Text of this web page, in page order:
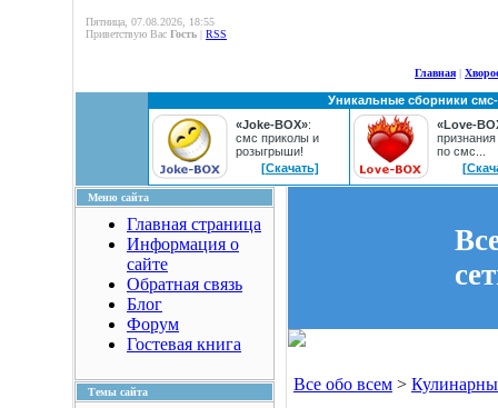
Пятница, 07.08.2026, 18:55
Приветствую Вас Гость | RSS
Главная |
Уникальные сборники
«Joke-BOX»:
смс приколы и
розыгрыши!
[Скачать]
«Love-
по смс...
Меню сайта
Главная страница
Информация о
сайте
Обратная связь
Блог
Форум
Гостевая книга
Темы сайта Все обо всем >